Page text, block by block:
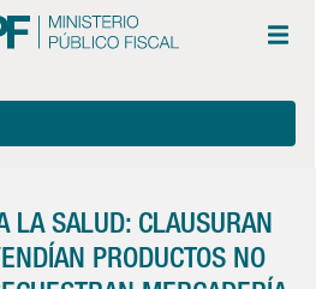
LA SALUD: CLAUSURAN
PRODUCTOS NO